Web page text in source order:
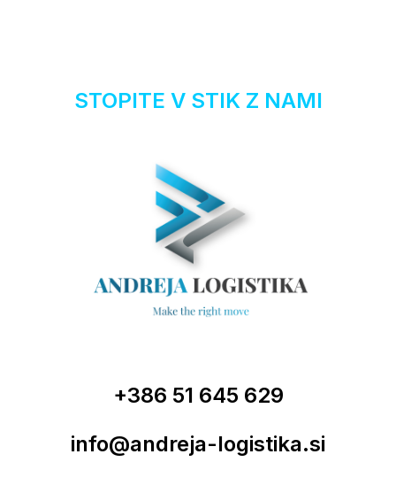
STOPITE V STIK Z NAMI
+386 51 645 629
info@andreja-logistika.si